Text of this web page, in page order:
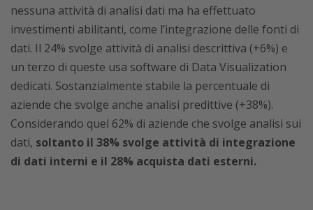
nessuna attività di analisi dati ma ha effettuato
investimenti abilitanti, come l’integrazione delle fonti di
dati. Il 24% svolge attività di analisi descrittiva (+6%) e
un terzo di queste usa software di Data Visualization
dedicati. Sostanzialmente stabile la percentuale di
aziende che svolge anche analisi predittive (+38%).
Considerando quel 62% di aziende che svolge analisi sui
dati, soltanto il 38% svolge attività di integrazione
di dati interni e il 28% acquista dati esterni.